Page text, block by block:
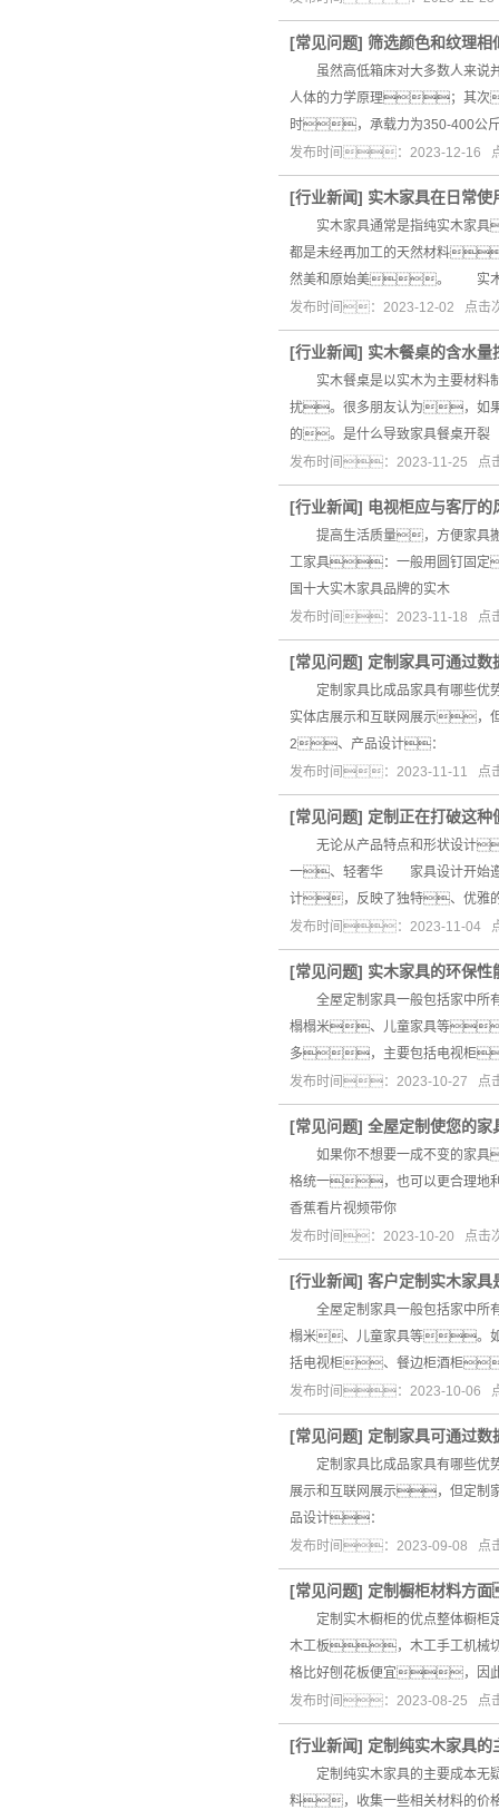
[常见问题] 筛选颜色和纹理
虽然高低箱床对大多数人来
人体的力学原理；其次
时，承载力为350-400公
发布时间：2023-12-16
[行业新闻] 实木家具在日常
实木家具通常是指纯实木家
都是未经再加工的天然材料
然美和原始美。 实木
发布时间：2023-12-02 点
[行业新闻] 实木餐桌的含水
实木餐桌是以实木为主要材料
扰。很多朋友认为，如
的。是什么导致家具餐桌开裂
发布时间：2023-11-25
[行业新闻] 电视柜应与客厅
提高生活质量，方便家具
工家具：一般用圆钉固
国十大实木家具品牌的实木
发布时间：2023-11-18 点
[常见问题] 定制家具可通过
定制家具比成品家具有哪些
实体店展示和互联网展示
2、产品设计：
发布时间：2023-11-11
[常见问题] 定制正在打破这
无论从产品特点和形状设计
一、轻奢华 家具设计开始
计，反映了独特、优雅
发布时间：2023-11-04
[常见问题] 实木家具的环保性
全屋定制家具一般包括家中
榻榻米、儿童家具等
多，主要包括电视柜
发布时间：2023-10-27 点
[常见问题] 全屋定制使您的家
如果你不想要一成不变的家具
格统一，也可以更合理地
香蕉看片视频带你
发布时间：2023-10-20 点
[行业新闻] 客户定制实木家具
全屋定制家具一般包括家中
榻米、儿童家具等。
括电视柜、餐边柜酒柜
发布时间：2023-10-06
[常见问题] 定制家具可通过
定制家具比成品家具有哪些
展示和互联网展示，但定
品设计：
发布时间：2023-09-08 点
[常见问题] 定制橱柜材料方
定制实木橱柜的优点整体橱
木工板，木工手工机械
格比好刨花板便宜，
发布时间：2023-08-25
[行业新闻] 定制纯实木家具的
定制纯实木家具的主要成本无
料，收集一些相关材料的